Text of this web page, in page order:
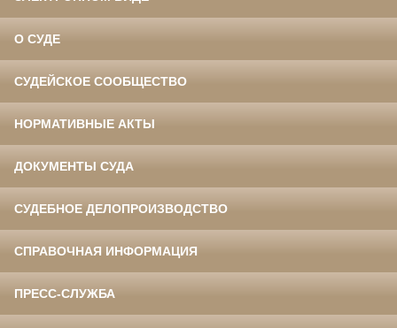
О СУДЕ
СУДЕЙСКОЕ СООБЩЕСТВО
НОРМАТИВНЫЕ АКТЫ
ДОКУМЕНТЫ СУДА
СУДЕБНОЕ ДЕЛОПРОИЗВОДСТВО
СПРАВОЧНАЯ ИНФОРМАЦИЯ
ПРЕСС-СЛУЖБА